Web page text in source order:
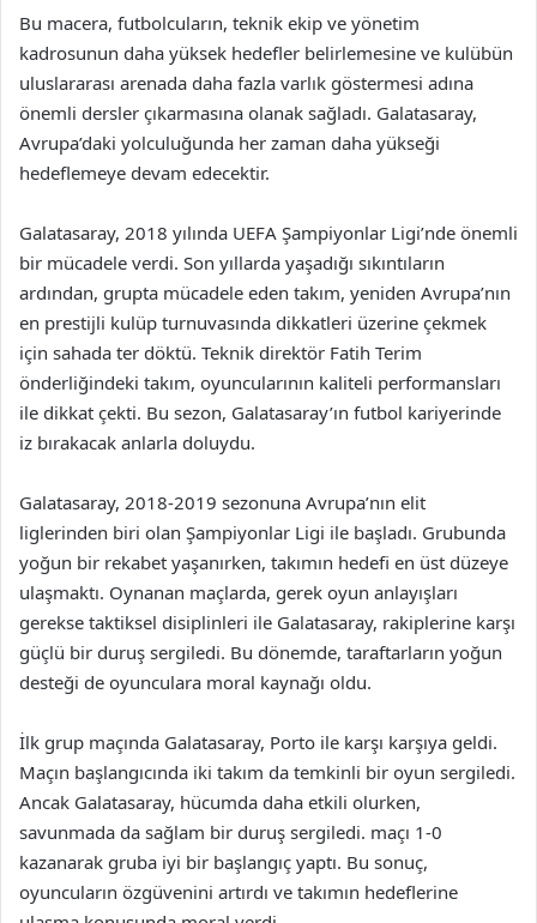
Bu macera, futbolcuların, teknik ekip ve yönetim
kadrosunun daha yüksek hedefler belirlemesine ve kulübün
uluslararası arenada daha fazla varlık göstermesi adına
önemli dersler çıkarmasına olanak sağladı. Galatasaray,
Avrupa’daki yolculuğunda her zaman daha yükseği
hedeflemeye devam edecektir.
Galatasaray, 2018 yılında UEFA Şampiyonlar Ligi’nde önemli
bir mücadele verdi. Son yıllarda yaşadığı sıkıntıların
ardından, grupta mücadele eden takım, yeniden Avrupa’nın
en prestijli kulüp turnuvasında dikkatleri üzerine çekmek
için sahada ter döktü. Teknik direktör Fatih Terim
önderliğindeki takım, oyuncularının kaliteli performansları
ile dikkat çekti. Bu sezon, Galatasaray’ın futbol kariyerinde
iz bırakacak anlarla doluydu.
Galatasaray, 2018-2019 sezonuna Avrupa’nın elit
liglerinden biri olan Şampiyonlar Ligi ile başladı. Grubunda
yoğun bir rekabet yaşanırken, takımın hedefi en üst düzeye
ulaşmaktı. Oynanan maçlarda, gerek oyun anlayışları
gerekse taktiksel disiplinleri ile Galatasaray, rakiplerine karşı
güçlü bir duruş sergiledi. Bu dönemde, taraftarların yoğun
desteği de oyunculara moral kaynağı oldu.
İlk grup maçında Galatasaray, Porto ile karşı karşıya geldi.
Maçın başlangıcında iki takım da temkinli bir oyun sergiledi.
Ancak Galatasaray, hücumda daha etkili olurken,
savunmada da sağlam bir duruş sergiledi. maçı 1-0
kazanarak gruba iyi bir başlangıç yaptı. Bu sonuç,
oyuncuların özgüvenini artırdı ve takımın hedeflerine